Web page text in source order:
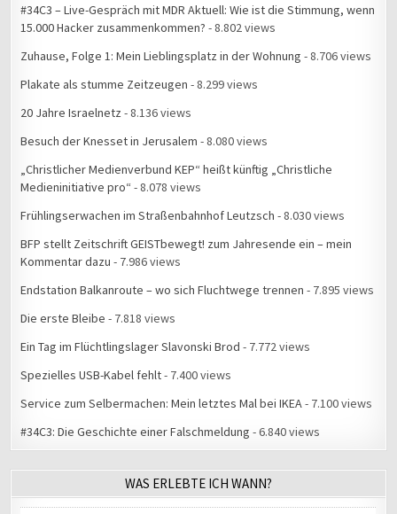
#34C3 – Live-Gespräch mit MDR Aktuell: Wie ist die Stimmung, wenn
15.000 Hacker zusammenkommen? - 8.802 views
Zuhause, Folge 1: Mein Lieblingsplatz in der Wohnung - 8.706 views
Plakate als stumme Zeitzeugen - 8.299 views
20 Jahre Israelnetz - 8.136 views
Besuch der Knesset in Jerusalem - 8.080 views
„Christlicher Medienverbund KEP“ heißt künftig „Christliche
Medieninitiative pro“ - 8.078 views
Frühlingserwachen im Straßenbahnhof Leutzsch - 8.030 views
BFP stellt Zeitschrift GEISTbewegt! zum Jahresende ein – mein
Kommentar dazu - 7.986 views
Endstation Balkanroute – wo sich Fluchtwege trennen - 7.895 views
Die erste Bleibe - 7.818 views
Ein Tag im Flüchtlingslager Slavonski Brod - 7.772 views
Spezielles USB-Kabel fehlt- 7.400 views
Service zum Selbermachen: Mein letztes Mal bei IKEA - 7.100 views
#34C3: Die Geschichte einer Falschmeldung - 6.840 views
WAS ERLEBTE ICH WANN?